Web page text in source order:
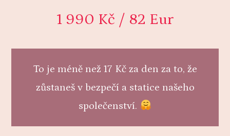
1 990 Kč / 82 Eur
To je méně než 17 Kč za den za to, že
zůstaneš v bezpečí a statice našeho
společenství.